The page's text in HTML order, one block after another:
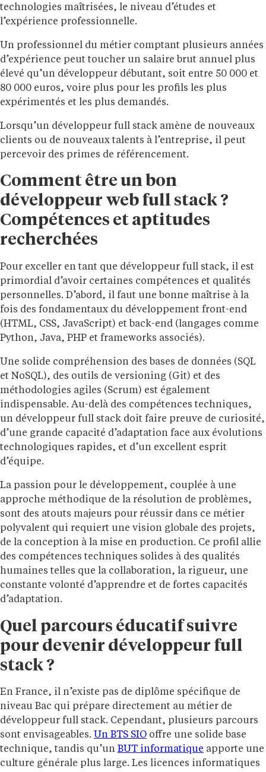
technologies maîtrisées, le niveau d’études et
l’expérience professionnelle.
Un professionnel du métier comptant plusieurs années
d’expérience peut toucher un salaire brut annuel plus
élevé qu’un développeur débutant, soit entre 50 000 et
80 000 euros, voire plus pour les profils les plus
expérimentés et les plus demandés.
Lorsqu’un développeur full stack amène de nouveaux
clients ou de nouveaux talents à l’entreprise, il peut
percevoir des primes de référencement.
Comment être un bon
développeur web full stack ?
Compétences et aptitudes
recherchées
Pour exceller en tant que développeur full stack, il est
primordial d’avoir certaines compétences et qualités
personnelles. D’abord, il faut une bonne maîtrise à la
fois des fondamentaux du développement front-end
(HTML, CSS, JavaScript) et back-end (langages comme
Python, Java, PHP et frameworks associés).
Une solide compréhension des bases de données (SQL
et NoSQL), des outils de versioning (Git) et des
méthodologies agiles (Scrum) est également
indispensable. Au-delà des compétences techniques,
un développeur full stack doit faire preuve de curiosité,
d’une grande capacité d’adaptation face aux évolutions
technologiques rapides, et d’un excellent esprit
d’équipe.
La passion pour le développement, couplée à une
approche méthodique de la résolution de problèmes,
sont des atouts majeurs pour réussir dans ce métier
polyvalent qui requiert une vision globale des projets,
de la conception à la mise en production. Ce profil allie
des compétences techniques solides à des qualités
humaines telles que la collaboration, la rigueur, une
constante volonté d’apprendre et de fortes capacités
d’adaptation.
Quel parcours éducatif suivre
pour devenir développeur full
stack ?
En France, il n’existe pas de diplôme spécifique de
niveau Bac qui prépare directement au métier de
développeur full stack. Cependant, plusieurs parcours
sont envisageables. Un BTS SIO offre une solide base
technique, tandis qu’un BUT informatique apporte une
culture générale plus large. Les licences informatiques